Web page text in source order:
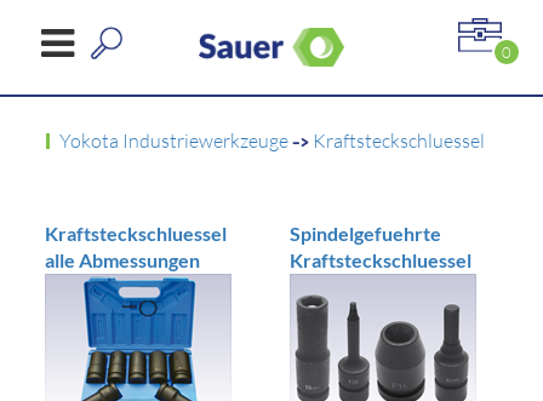
0
Yokota Industriewerkzeuge-> Kraftsteckschluessel
Kraftsteckschluessel
alle Abmessungen
Spindelgefuehrte
Kraftsteckschluessel